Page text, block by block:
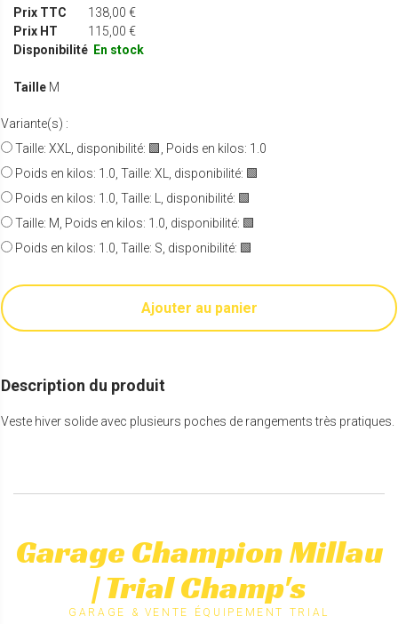
Prix TTC
138,00 €
Prix HT
115,00 €
Disponibilité En stock
Taille M
Variante(s) :
Taille: XXL, disponibilité: 🟩, Poids en kilos: 1.0
Poids en kilos: 1.0, Taille: XL, disponibilité: 🟩
Poids en kilos: 1.0, Taille: L, disponibilité: 🟩
Taille: M, Poids en kilos: 1.0, disponibilité: 🟩
Poids en kilos: 1.0, Taille: S, disponibilité: 🟩
Ajouter au panier
Description du produit
Veste hiver solide avec plusieurs poches de rangements très pratiques.
Garage Champion Millau
| Trial Champ's
GARAGE & VENTE ÉQUIPEMENT TRIAL